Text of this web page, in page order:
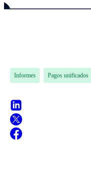
Informes Pagos unificados